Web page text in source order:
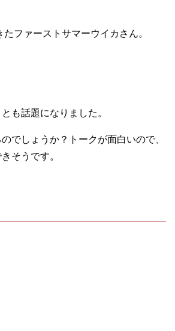
ファーストサマーウイカさん。
も話題になりました。
でしょうか？トークが面白いので、
そうです。